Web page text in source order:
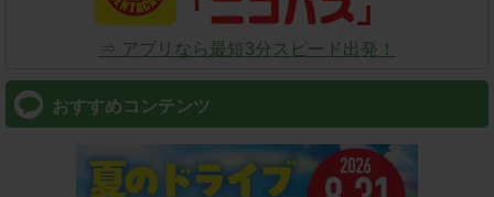
⇒ アプリなら最短3分スピード出発！
おすすめコンテンツ